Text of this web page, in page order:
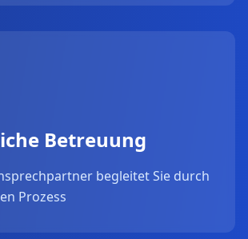
Betreuung
begleitet Sie durch
Prozess